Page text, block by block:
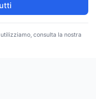
consulta la nostra